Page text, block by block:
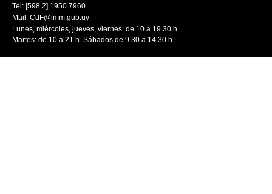
Tel: [598 2] 1950 7960
Mail: CdF@imm.gub.uy
Lunes, miércoles, jueves, viernes: de 10 a 19.30 h.
Martes: de 10 a 21 h. Sábados de 9.30 a 14.30 h.